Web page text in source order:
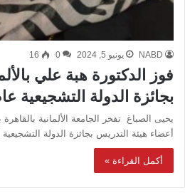
NABD يونيو 5, 2024 0
16
فوز الدكتورة هبة علي
بجائزة الدولة التشجيعية عام
يحيى الصباغ تفخر الجامعة الألمانية
أعضاء هيئة التدريس بجائزة الدولة التشجيعية لعام
أكمل القراءة »